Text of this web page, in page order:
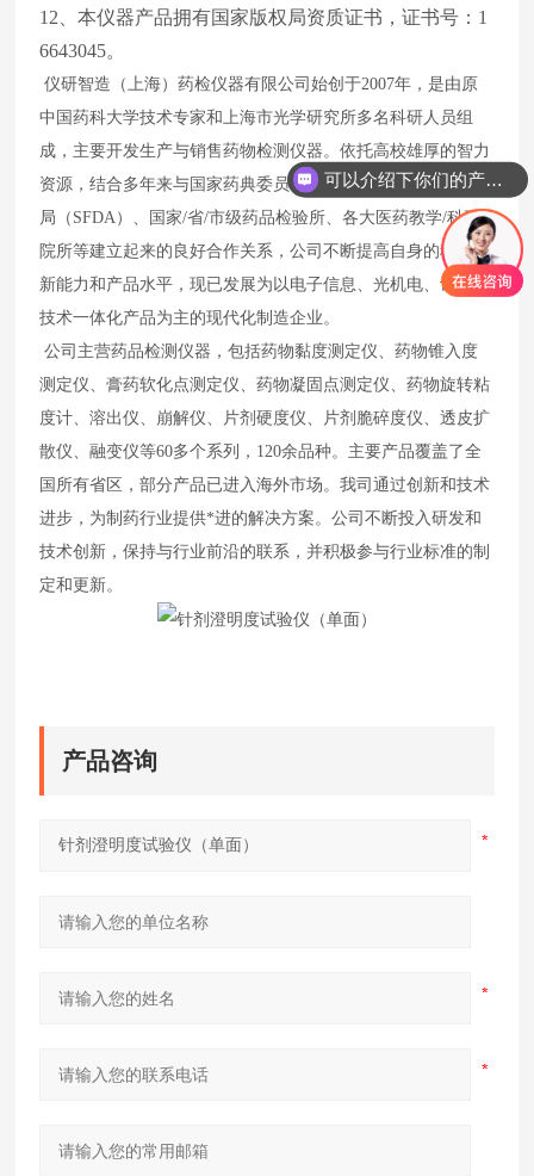
12、本仪器产品拥有国家版权局资质证书，证书号：1
6643045。
仪研智造（上海）药检仪器有限公司始创于2007年，是由原
中国药科大学技术专家和上海市光学研究所多名科研人员组
成，主要开发生产与销售药物检测仪器。依托高校雄厚的智力
资源，结合多年来与国家药典委员会、国家食品*品监督管理
局（SFDA）、国家/省/市级药品检验所、各大医药教学/科研
院所等建立起来的良好合作关系，公司不断提高自身的科技创
新能力和产品水平，现已发展为以电子信息、光机电、计算机
技术一体化产品为主的现代化制造企业。
公司主营药品检测仪器，包括药物黏度测定仪、药物锥入度
测定仪、膏药软化点测定仪、药物凝固点测定仪、药物旋转粘
度计、溶出仪、崩解仪、片剂硬度仪、片剂脆碎度仪、透皮扩
散仪、融变仪等60多个系列，120余品种。主要产品覆盖了全
国所有省区，部分产品已进入海外市场。我司通过创新和技术
进步，为制药行业提供*进的解决方案。公司不断投入研发和
技术创新，保持与行业前沿的联系，并积极参与行业标准的制
定和更新。
产品咨询
可以介绍下你们的产品么